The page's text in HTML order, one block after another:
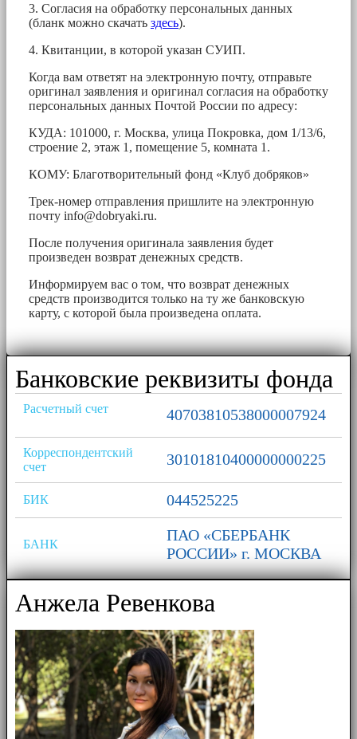
3. Согласия на обработку персональных данных
(бланк можно скачать здесь).
4. Квитанции, в которой указан СУИП.
Когда вам ответят на электронную почту, отправьте
оригинал заявления и оригинал согласия на обработку
персональных данных Почтой России по адресу:
КУДА: 101000, г. Москва, улица Покровка, дом 1/13/6,
строение 2, этаж 1, помещение 5, комната 1.
КОМУ: Благотворительный фонд «Клуб добряков»
Трек-номер отправления пришлите на электронную
почту info@dobryaki.ru.
После получения оригинала заявления будет
произведен возврат денежных средств.
Информируем вас о том, что возврат денежных
средств производится только на ту же банковскую
карту, с которой была произведена оплата.
Банковские реквизиты фонда
Расчетный счет 40703810538000007924
Корреспондентский
счет
30101810400000000225
БИК 044525225
БАНК
ПАО «СБЕРБАНК
РОССИИ» г. МОСКВА
Анжела Ревенкова